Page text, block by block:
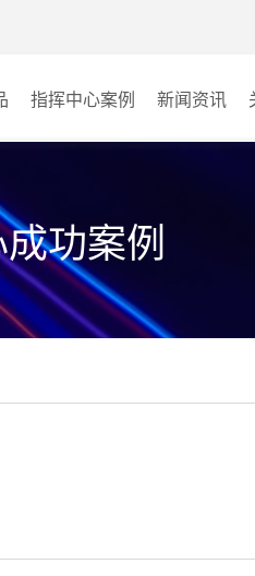
统
系统
统
统
指挥中心案例
政府指挥中心
大数据指挥中心
监控指挥中心
新闻资讯
功案例